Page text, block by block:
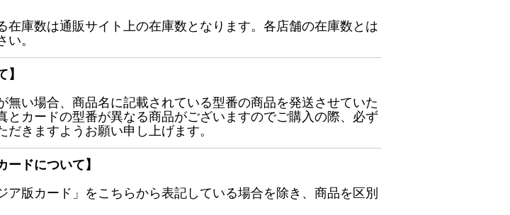
在庫数は通販サイト上の在庫数となります。各店舗の在庫数とは
。
】
無い場合、商品名に記載されている型番の商品を発送させていた
とカードの型番が異なる商品がございますのでご購入の際、必ず
きますようお願い申し上げます。
ードについて】
ア版カード」をこちらから表記している場合を除き、商品を区別